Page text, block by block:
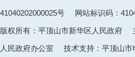
41040202000025号 网站标识码：
版权所有：平顶山市新华区人民政府
人民政府办公室 技术支持：平顶山市